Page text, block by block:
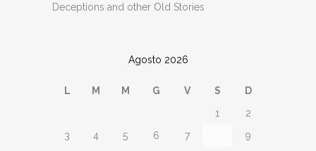
Deceptions and other Old Stories
Agosto 2026
L M M G V S
D
1
2
3
4 5 6 7
9